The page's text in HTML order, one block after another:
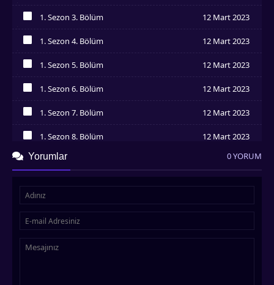
1. Sezon 3. Bölüm 12 Mart 2023
1. Sezon 4. Bölüm 12 Mart 2023
1. Sezon 5. Bölüm 12 Mart 2023
1. Sezon 6. Bölüm 12 Mart 2023
1. Sezon 7. Bölüm 12 Mart 2023
İzledim
1. Sezon 8. Bölüm 12 Mart 2023
1. Sezon 9. Bölüm 12 Mart 2023
İzledim
İzledim
İzledim
1. Sezon 13. Bölüm
Yorumlar 0 YORUM